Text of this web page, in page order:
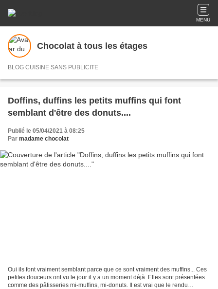
MENU
Chocolat à tous les étages
BLOG CUISINE SANS PUBLICITE
Doffins, duffins les petits muffins qui font
semblant d'être des donuts....
Publié le 05/04/2021 à 08:25
Par madame chocolat
Oui ils font vraiment semblant parce que ce sont vraiment des muffins... Ces
petites douceurs ont vu le jour il y a un moment déjà. Elles sont présentées
comme des pâtisseries mi-muffins, mi-donuts. Il est vrai que le rendu